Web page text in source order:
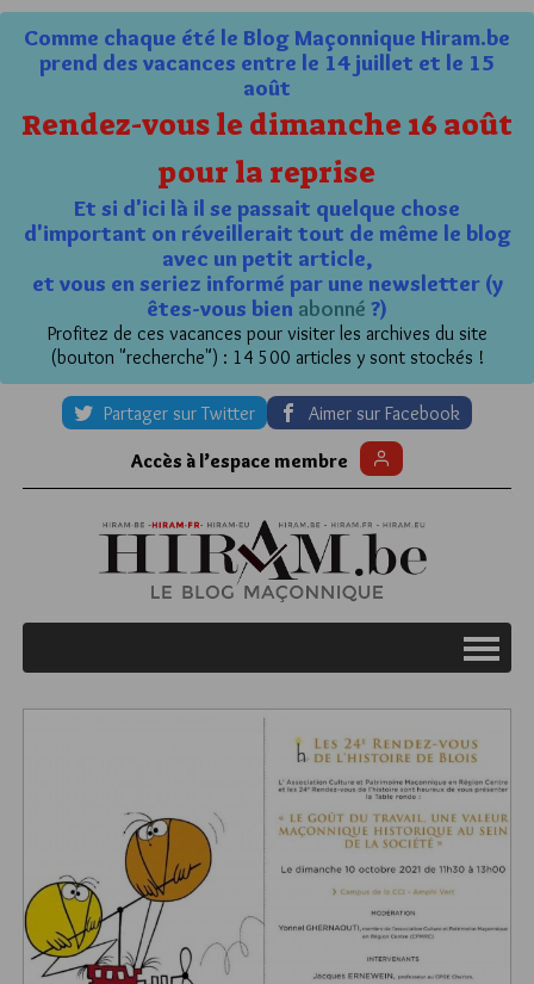
Comme chaque été le Blog Maçonnique Hiram.be
prend des vacances entre le 14 juillet et le 15
août
Rendez-vous le dimanche 16 août
pour la reprise
Et si d'ici là il se passait quelque chose
d'important on réveillerait tout de même le blog
avec un petit article,
et vous en seriez informé par une newsletter (y
êtes-vous bien abonné ?)
Profitez de ces vacances pour visiter les archives du site
(bouton "recherche") : 14 500 articles y sont stockés !
Partager sur Twitter Aimer sur Facebook
Accès à l’espace membre